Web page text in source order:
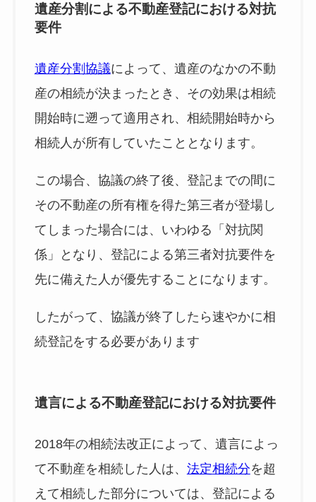
遺産分割による不動産登記における対抗
要件
遺産分割協議によって、遺産のなかの不動
産の相続が決まったとき、その効果は相続
開始時に遡って適用され、相続開始時から
相続人が所有していたこととなります。
この場合、協議の終了後、登記までの間に
その不動産の所有権を得た第三者が登場し
てしまった場合には、いわゆる「対抗関
係」となり、登記による第三者対抗要件を
先に備えた人が優先することになります。
したがって、協議が終了したら速やかに相
続登記をする必要があります
遺言による不動産登記における対抗要件
2018年の相続法改正によって、遺言によっ
て不動産を相続した人は、 法定相続分を超
えて相続した部分については、登記による